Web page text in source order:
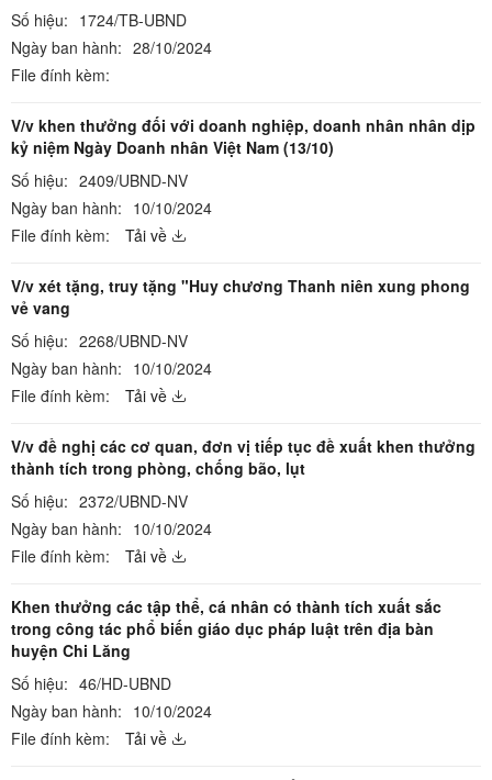
Số hiệu: 1724/TB-UBND
Ngày ban hành: 28/10/2024
File đính kèm:
V/v khen thưởng đối với doanh nghiệp, doanh nhân nhân dịp
kỷ niệm Ngày Doanh nhân Việt Nam (13/10)
Số hiệu: 2409/UBND-NV
Ngày ban hành: 10/10/2024
File đính kèm:
Tải về
V/v xét tặng, truy tặng "Huy chương Thanh niên xung phong
vẻ vang
Số hiệu: 2268/UBND-NV
Ngày ban hành: 10/10/2024
File đính kèm:
Tải về
V/v đề nghị các cơ quan, đơn vị tiếp tục đề xuất khen thưởng
thành tích trong phòng, chống bão, lụt
Số hiệu: 2372/UBND-NV
Ngày ban hành: 10/10/2024
File đính kèm:
Tải về
Khen thưởng các tập thể, cá nhân có thành tích xuất sắc
trong công tác phổ biến giáo dục pháp luật trên địa bàn
huyện Chi Lăng
Số hiệu: 46/HD-UBND
Ngày ban hành: 10/10/2024
File đính kèm:
Tải về